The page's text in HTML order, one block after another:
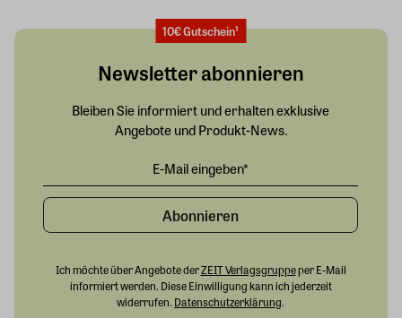
10€ Gutschein¹
Newsletter abonnieren
Bleiben Sie informiert und erhalten exklusive
Angebote und Produkt-News.
Abonnieren
Ich möchte über Angebote derZEIT Verlagsgruppeper E-Mail
informiert werden. Diese Einwilligung kann ich jederzeit
widerrufen. Datenschutzerklärung.